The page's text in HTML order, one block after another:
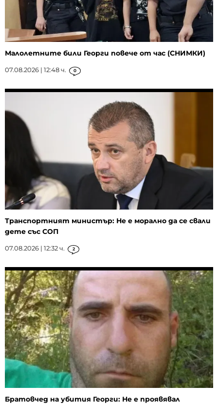
Малолетните били Георги повече от час (СНИМКИ)
07.08.2026 | 12:48 ч. 0
Транспортният министър: Не е морално да се свали
дете със СОП
07.08.2026 | 12:32 ч. 2
Братовчед на убития Георги: Не е проявявал